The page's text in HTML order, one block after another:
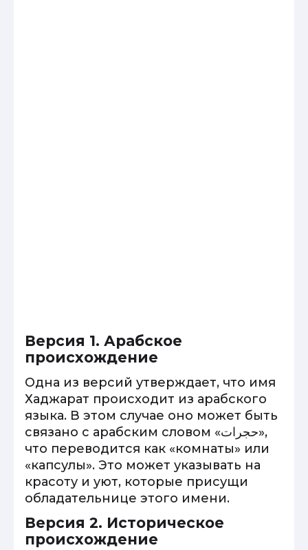
Версия 1. Арабское
происхождение
Одна из версий утверждает, что имя
Хаджарат происходит из арабского
языка. В этом случае оно может быть
связано с арабским словом «حجرات»,
что переводится как «комнаты» или
«капсулы». Это может указывать на
красоту и уют, которые присущи
обладательнице этого имени.
Версия 2. Историческое
происхождение